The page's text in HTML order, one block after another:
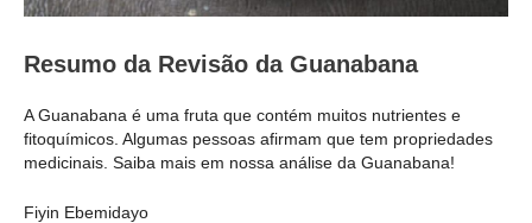
Resumo da Revisão da Guanabana
A Guanabana é uma fruta que contém muitos nutrientes e
fitoquímicos. Algumas pessoas afirmam que tem propriedades
medicinais. Saiba mais em nossa análise da Guanabana!
Fiyin Ebemidayo